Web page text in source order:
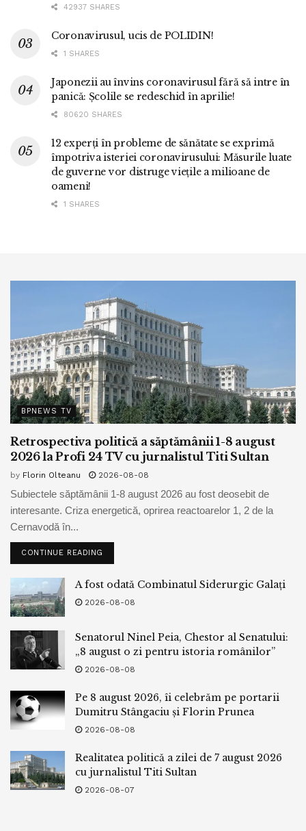
42937 SHARES
Coronavirusul, ucis de POLIDIN!
1 SHARES
Japonezii au învins coronavirusul fără să intre în
panică: Școlile se redeschid în aprilie!
80620 SHARES
12 experți în probleme de sănătate se exprimă
împotriva isteriei coronavirusului: Măsurile luate
de guverne vor distruge viețile a milioane de
oameni!
1 SHARES
BPNEWS TV
Retrospectiva politică a săptămânii 1-8 august
2026 la Profi 24 TV cu jurnalistul Titi Sultan
by Florin Olteanu 2026-08-08
Subiectele săptămânii 1-8 august 2026 au fost deosebit de
interesante. Criza energetică, oprirea reactoarelor 1, 2 de la
Cernavodă în...
CONTINUE READING
A fost odată Combinatul Siderurgic Galați
2026-08-08
Senatorul Ninel Peia, Chestor al Senatului:
„8 august o zi pentru istoria românilor”
2026-08-08
Pe 8 august 2026, îi celebrăm pe portarii
Dumitru Stângaciu și Florin Prunea
2026-08-08
Realitatea politică a zilei de 7 august 2026
cu jurnalistul Titi Sultan
2026-08-07